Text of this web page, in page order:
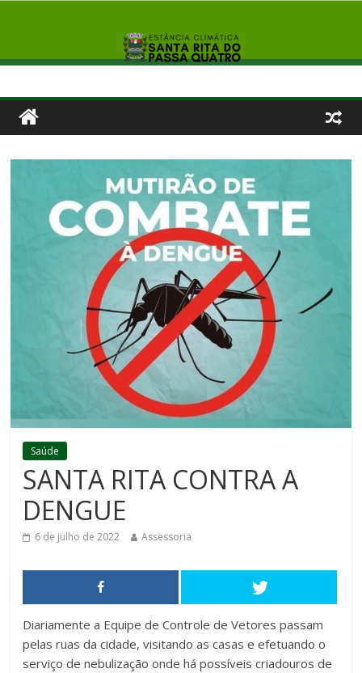
Saúde
SANTA RITA CONTRA A
DENGUE
6 de julho de 2022 Assessoria
Diariamente a Equipe de Controle de Vetores passam
pelas ruas da cidade, visitando as casas e efetuando o
serviço de nebulização onde há possíveis criadouros de